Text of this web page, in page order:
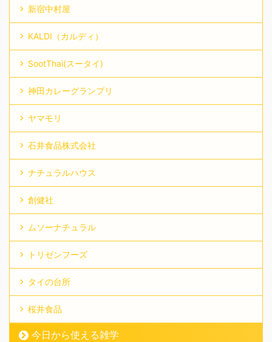
新宿中村屋
KALDI（カルディ）
SootThai(スータイ)
神田カレーグランプリ
ヤマモリ
石井食品株式会社
ナチュラルハウス
創健社
ムソーナチュラル
トリゼンフーズ
タイの台所
桜井食品
今日から使える雑学